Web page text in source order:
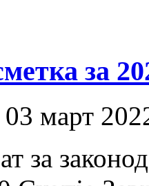
за
03 март
за